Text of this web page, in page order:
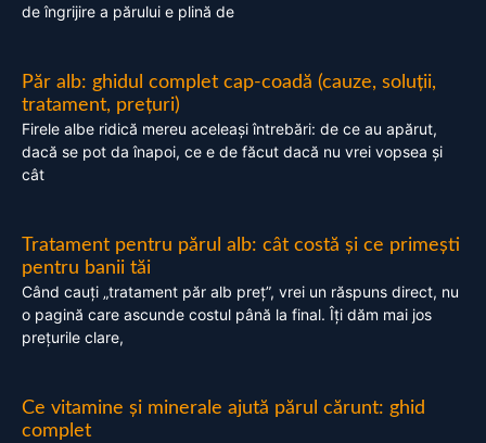
de îngrijire a părului e plină de
Păr alb: ghidul complet cap-coadă (cauze, soluții,
tratament, prețuri)
Firele albe ridică mereu aceleași întrebări: de ce au apărut,
dacă se pot da înapoi, ce e de făcut dacă nu vrei vopsea și
cât
Tratament pentru părul alb: cât costă și ce primești
pentru banii tăi
Când cauți „tratament păr alb preț”, vrei un răspuns direct, nu
o pagină care ascunde costul până la final. Îți dăm mai jos
prețurile clare,
Ce vitamine și minerale ajută părul cărunt: ghid
complet